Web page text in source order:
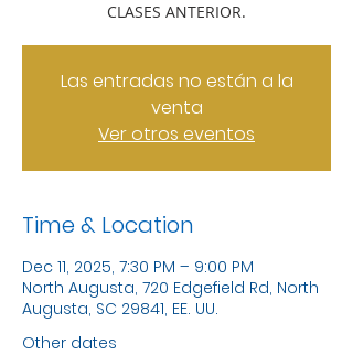
CLASES ANTERIOR.
Las entradas no están a la
venta
Ver otros eventos
Time & Location
Dec 11, 2025, 7:30 PM – 9:00 PM
North Augusta, 720 Edgefield Rd, North
Augusta, SC 29841, EE. UU.
Other dates